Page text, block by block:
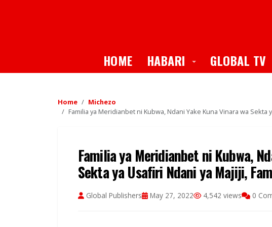
HOME HABARI Toggle Dropdown
GLOBAL TV
Home
Michezo
Familia ya Meridianbet ni Kubwa, Ndani Yake Kuna Vinara wa Sekta
Familia ya Meridianbet ni Kubwa,
Sekta ya Usafiri Ndani ya Majiji,
Global Publishers May 27, 2022 4,542 views 0